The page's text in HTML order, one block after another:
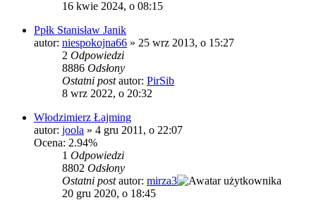
16 kwie 2024, o 08:15
Ppłk Stanisław Janik
autor: niespokojna66 » 25 wrz 2013, o 15:27
2 Odpowiedzi
8886 Odsłony
Ostatni postautor: PirSib
8 wrz 2022, o 20:32
Włodzimierz Łajming
autor: joola » 4 gru 2011, o 22:07
Ocena: 2.94%
1 Odpowiedzi
8802 Odsłony
Ostatni postautor: mirza3
20 gru 2020, o 18:45